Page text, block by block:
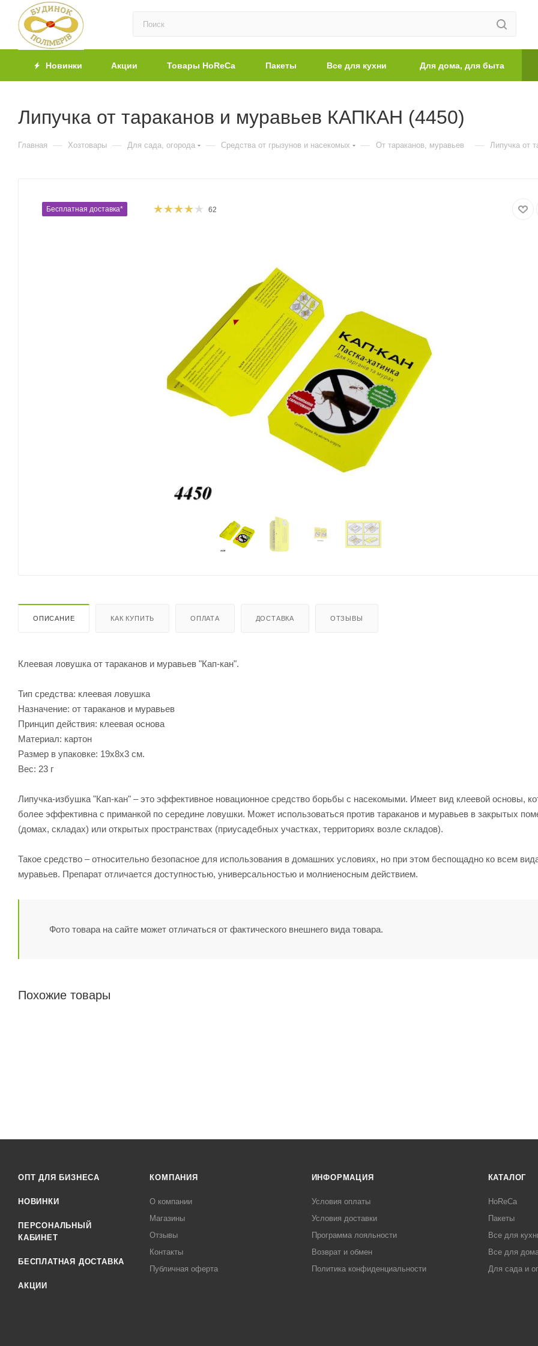
Новинки Акции Товары HoReCa Пакеты Все для кухни Для дома, для быта
Липучка от тараканов и муравьев КАПКАН (4450)
Главная — Хозтовары — Для сада, огорода — Средства от грызунов и насекомых — От тараканов, муравьев — Липучка от
Бесплатная доставка* 62
ОПИСАНИЕ КАК КУПИТЬ ОПЛАТА ДОСТАВКА ОТЗЫВЫ
Клеевая ловушка от тараканов и муравьев "Кап-кан".
Тип средства: клеевая ловушка
Назначение: от тараканов и муравьев
Принцип действия: клеевая основа
Материал: картон
Размер в упаковке: 19х8х3 см.
Вес: 23 г
Липучка-избушка "Кап-кан" – это эффективное новационное средство борьбы с насекомыми. Имеет вид клеевой основы,
более эффективна с приманкой по середине ловушки. Может использоваться против тараканов и муравьев в закрытых
(домах, складах) или открытых пространствах (приусадебных участках, территориях возле складов).
Такое средство – относительно безопасное для использования в домашних условиях, но при этом беспощадно ко всем
муравьев. Препарат отличается доступностью, универсальностью и молниеносным действием.
Фото товара на сайте может отличаться от фактического внешнего вида товара.
Похожие товары
ОПТ ДЛЯ БИЗНЕСА
НОВИНКИ
ПЕРСОНАЛЬНЫЙ
КАБИНЕТ
БЕСПЛАТНАЯ ДОСТАВКА
АКЦИИ
КОМПАНИЯ
О компании
Магазины
Отзывы
Контакты
Публичная оферта
ИНФОРМАЦИЯ
Условия оплаты
Условия доставки
Программа лояльности
Возврат и обмен
Политика конфиденциальности
КАТАЛОГ
HoReCa
Пакеты
Все для
Все для
Для сада и